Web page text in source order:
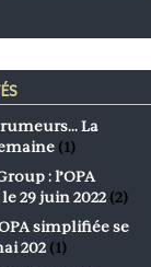
rumeurs… La
(1)
: l’OPA
29 juin 2022 (2)
simplifiée se
202 (1)